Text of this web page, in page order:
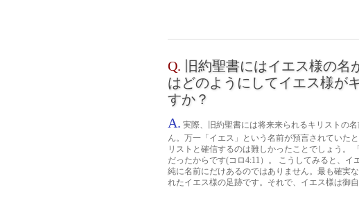
Q.
旧約聖書にはイエス様の
はどのようにしてイエス様が
すか？
A. 実際、旧約聖書には将来来られるキリストの
ん。万一「イエス」という名前が預言されていた
リストと確信するのは難しかったことでしょう。
だったからです(コロ4:11）。 こうしてみると、
純に名前にだけあるのではありません。最も確実
れたイエス様の足跡です。それで、イエス様は御